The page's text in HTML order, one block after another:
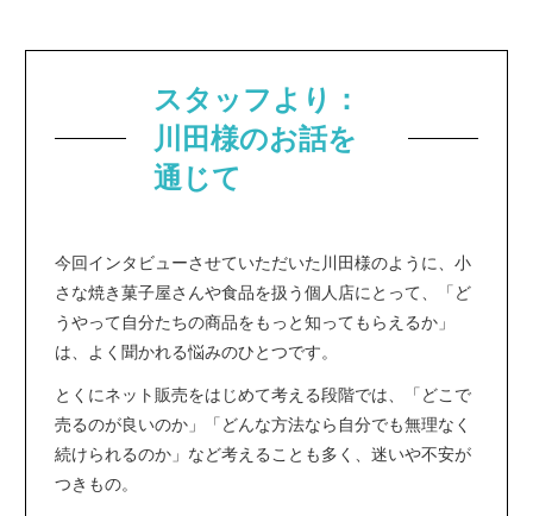
スタッフより：
川田様のお話を
通じて
今回インタビューさせていただいた川田様のように、小
さな焼き菓子屋さんや食品を扱う個人店にとって、「ど
うやって自分たちの商品をもっと知ってもらえるか」
は、よく聞かれる悩みのひとつです。
とくにネット販売をはじめて考える段階では、「どこで
売るのが良いのか」「どんな方法なら自分でも無理なく
続けられるのか」など考えることも多く、迷いや不安が
つきもの。